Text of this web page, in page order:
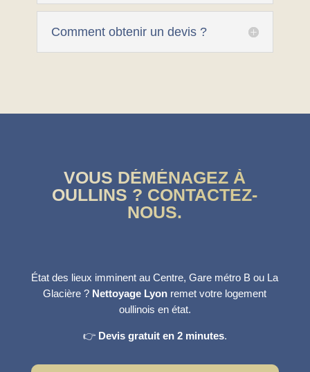
Comment obtenir un devis ?
VOUS DÉMÉNAGEZ À
OULLINS ? CONTACTEZ-
NOUS.
État des lieux imminent au Centre, Gare métro B ou La
Glacière ? Nettoyage Lyon remet votre logement
oullinois en état.
👉 Devis gratuit en 2 minutes.